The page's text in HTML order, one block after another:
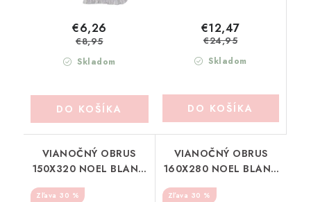
Skladom
€6,26
€8,95
DO KOŠÍKA
Skladom
€12,47
€24,95
DO KOŠÍKA
VIANOČNÝ OBRUS
150X320 NOEL BLANC
MARICLO (A38322)
30 %
VIANOČNÝ OBRUS
160X280 NOEL BLANC
MARICLO (A38323)
30 %